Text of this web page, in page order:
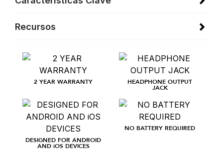
Recursos
2 YEAR WARRANTY HEADPHONE OUTPUT
JACK
DESIGNED FOR ANDROID
AND iOS DEVICES
NO BATTERY REQUIRED